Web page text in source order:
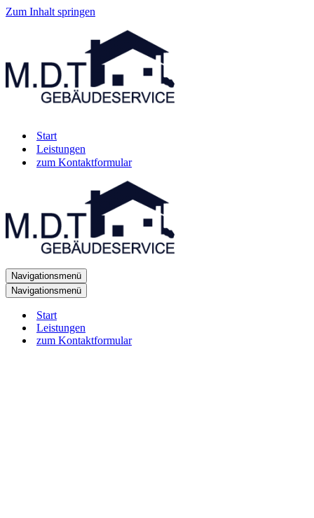
Zum Inhalt springen
Start
Leistungen
zum Kontaktformular
Navigationsmenü
Navigationsmenü
Start
Leistungen
zum Kontaktformular